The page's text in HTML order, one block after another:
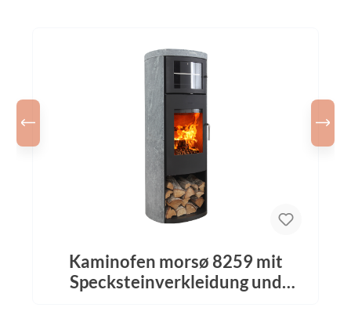
Kaminofen morsø 8259 mit
Specksteinverkleidung und